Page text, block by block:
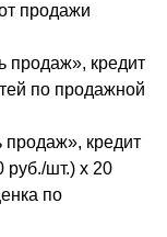
продажи
продаж», кредит
по продажной
продаж», кредит
руб./шт.) х 20
по